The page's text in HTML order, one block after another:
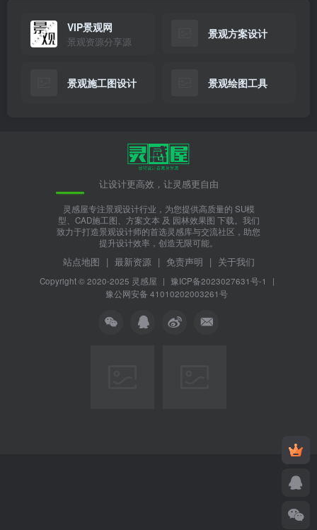
VIP景观网
景观资源分享源
景观方案设计
景观施工图设计 景观绘图工具
让设计更高效，让灵感更自由
灵感屋专注景观设计行业，为您提供高质量的 SU模
型、CAD施工图、方案文本 及 园林效果图 下载。我们
致力于打造景观设计师的首选灵感库与交流社区，助您
提升设计效率，创造无限可能。
站点地图 | 最新资源 | 免责声明 | 关于我们
Copyright © 2020-2025 灵感屋 | 豫ICP备2023027631号-1
|
豫公网安备 41010202003261号